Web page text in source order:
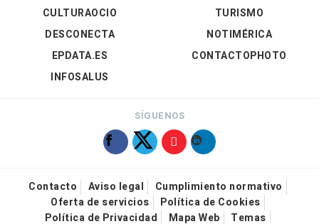
CULTURAOCIO
DESCONECTA
EPDATA.ES
INFOSALUS
TURISMO
NOTIMÉRICA
CONTACTOPHOTO
SÍGUENOS
Contacto Aviso legal
Cumplimiento normativo
Oferta de servicios
Política de Cookies
Política de Privacidad
Mapa Web Temas